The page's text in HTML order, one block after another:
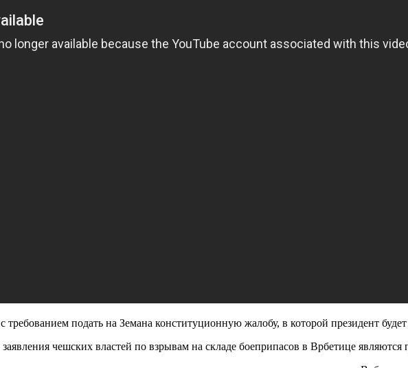
подать на Земана конституционную жалобу, в которой президент
чешских властей по взрывам на складе боеприпасов в Врбетице